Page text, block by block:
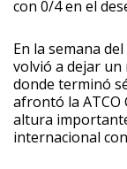
con 0/4 en el
En la semana
volvió a dejar un
donde terminó
afrontó la ATCO
altura
internacional